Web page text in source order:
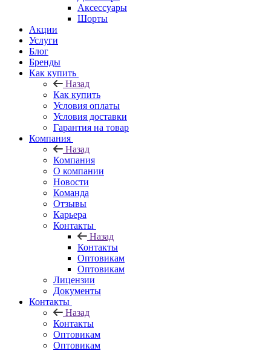
Аксессуары
Шорты
Акции
Услуги
Блог
Бренды
Как купить
Назад
Как купить
Условия оплаты
Условия доставки
Гарантия на товар
Компания
Назад
Компания
О компании
Новости
Команда
Отзывы
Карьера
Контакты
Назад
Контакты
Оптовикам
Оптовикам
Лицензии
Документы
Контакты
Назад
Контакты
Оптовикам
Оптовикам